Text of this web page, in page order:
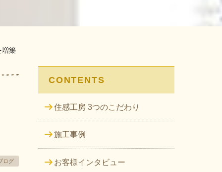
増築
ログ
CONTENTS
住感工房 3つのこだわり
施工事例
お客様インタビュー